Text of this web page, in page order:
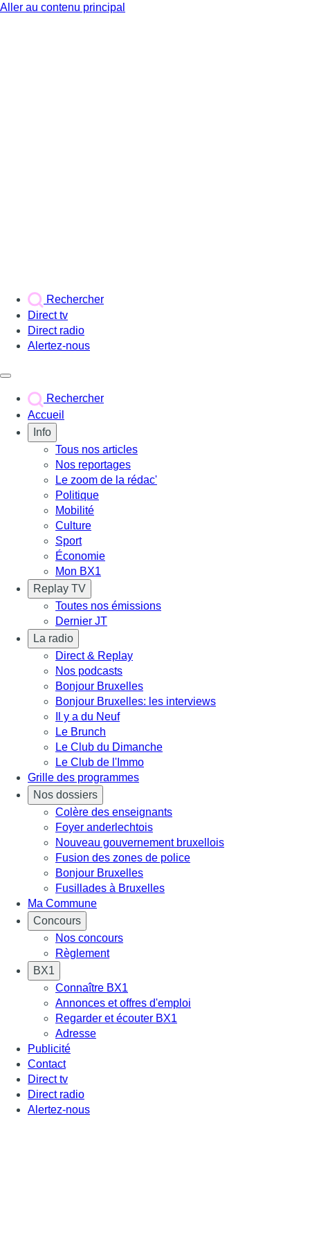
Aller au contenu principal
Rechercher
Direct tv
Direct radio
Alertez-nous
Rechercher
Accueil
Info
Tous nos articles
Nos reportages
Le zoom de la rédac'
Politique
Mobilité
Culture
Sport
Économie
Mon BX1
Replay TV
Toutes nos émissions
Dernier JT
La radio
Direct & Replay
Nos podcasts
Bonjour Bruxelles
Bonjour Bruxelles: les interviews
Il y a du Neuf
Le Brunch
Le Club du Dimanche
Le Club de l'Immo
Grille des programmes
Nos dossiers
Colère des enseignants
Foyer anderlechtois
Nouveau gouvernement bruxellois
Fusion des zones de police
Bonjour Bruxelles
Fusillades à Bruxelles
Ma Commune
Concours
Nos concours
Règlement
BX1
Connaître BX1
Annonces et offres d'emploi
Regarder et écouter BX1
Adresse
Publicité
Contact
Direct tv
Direct radio
Alertez-nous